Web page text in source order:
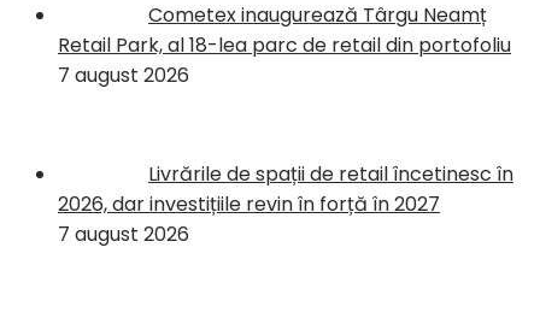
Cometex inaugurează Târgu Neamț
Retail Park, al 18-lea parc de retail din portofoliu
7 august 2026
Livrările de spații de retail încetinesc în
2026, dar investițiile revin în forță în 2027
7 august 2026